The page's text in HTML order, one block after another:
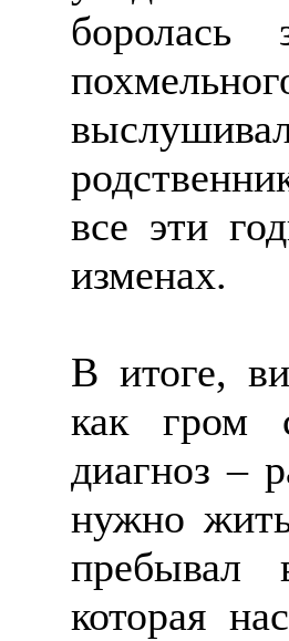
боролась
все эти
изменах.
В итоге,
как гром
диагноз –
нужно
которая